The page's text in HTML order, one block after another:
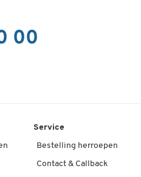
00
Service
Bestelling herroepen
Contact & Callback